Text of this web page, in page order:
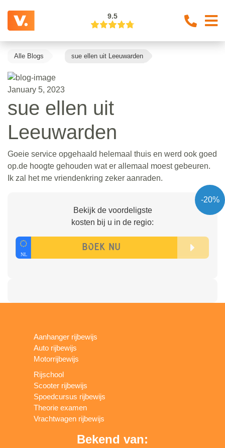
9.5
Alle Blogs sue ellen uit Leeuwarden
January 5, 2023
sue ellen uit
Leeuwarden
Goeie service opgehaald helemaal thuis en werd ook goed
op.de hoogte gehouden wat er allemaal moest gebeuren.
Ik zal het me vriendenkring zeker aanraden.
-20%
Bekijk de voordeligste
kosten bij u in de regio:
Aanhanger rijbewijs
Auto rijbewijs
Motorrijbewijs
Rijschool
Scooter rijbewijs
Spoedcursus rijbewijs
Theorie examen
Vrachtwagen rijbewijs
Bekend van: